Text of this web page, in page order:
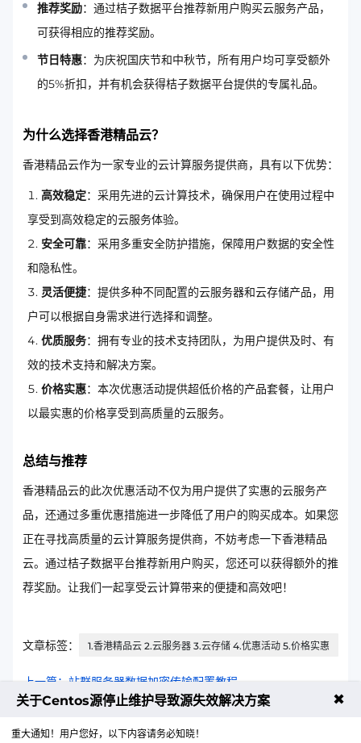
推荐奖励：通过桔子数据平台推荐新用户购买云服务产品，
可获得相应的推荐奖励。
节日特惠：为庆祝国庆节和中秋节，所有用户均可享受额外
的5%折扣，并有机会获得桔子数据平台提供的专属礼品。
为什么选择香港精品云？
香港精品云作为一家专业的云计算服务提供商，具有以下优势：
高效稳定：采用先进的云计算技术，确保用户在使用过程中
享受到高效稳定的云服务体验。
安全可靠：采用多重安全防护措施，保障用户数据的安全性
和隐私性。
灵活便捷：提供多种不同配置的云服务器和云存储产品，用
户可以根据自身需求进行选择和调整。
优质服务：拥有专业的技术支持团队，为用户提供及时、有
效的技术支持和解决方案。
价格实惠：本次优惠活动提供超低价格的产品套餐，让用户
以最实惠的价格享受到高质量的云服务。
总结与推荐
香港精品云的此次优惠活动不仅为用户提供了实惠的云服务产
品，还通过多重优惠措施进一步降低了用户的购买成本。如果您
正在寻找高质量的云计算服务提供商，不妨考虑一下香港精品
云。通过桔子数据平台推荐新用户购买，您还可以获得额外的推
荐奖励。让我们一起享受云计算带来的便捷和高效吧！
文章标签： 1.香港精品云 2.云服务器 3.云存储 4.优惠活动 5.价格实惠
上一篇：站群服务器数据加密传输配置教程
关于Centos源停止维护导致源失效解决方案 ✖
重大通知！用户您好，以下内容请务必知晓！